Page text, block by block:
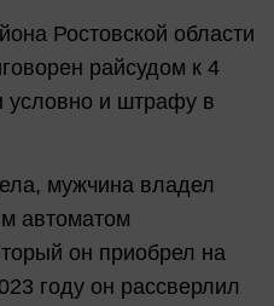
Ростовской области
райсудом к 4
и штрафу в
мужчина владел
автоматом
он приобрел на
году он рассверлил